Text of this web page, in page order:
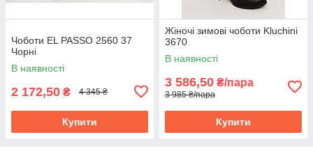
Чоботи EL PASSO 2560 37
Чорні
В наявності
2 172,50 ₴ 4 345 ₴
Купити
Жіночі зимові чоботи Kluchini
3670
В наявності
3 586,50 ₴/пара
3 985 ₴/пара
Купити